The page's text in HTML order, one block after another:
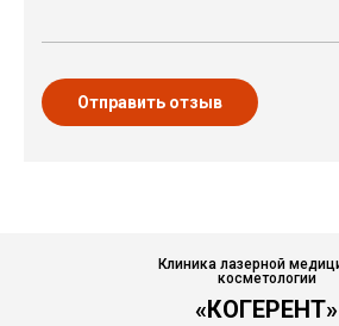
Отправить отзыв
Клиника лазерной
косметологии
«КОГЕРЕНТ»